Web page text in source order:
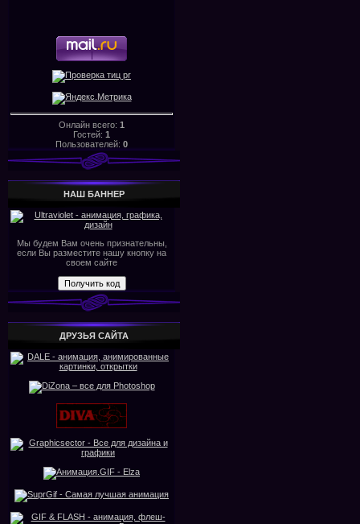
Онлайн всего: 1
Гостей: 1
Пользователей: 0
НАШ БАHHЕР
Мы будем Вам очень признательны,
если Вы разместите нашу кнопку на
своем сайте
ДРУЗЬЯ САЙТА